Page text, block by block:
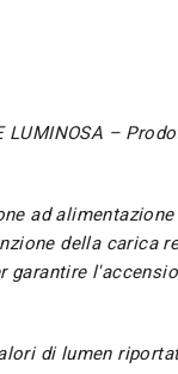
LUMINOSA –
ad
della carica
garantire
di lumen